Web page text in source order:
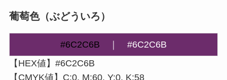
葡萄色（ぶどういろ）
#6C2C6B
#6C2C6B
【HEX値】#6C2C6B
【CMYK値】C:0, M:60, Y:0, K:58